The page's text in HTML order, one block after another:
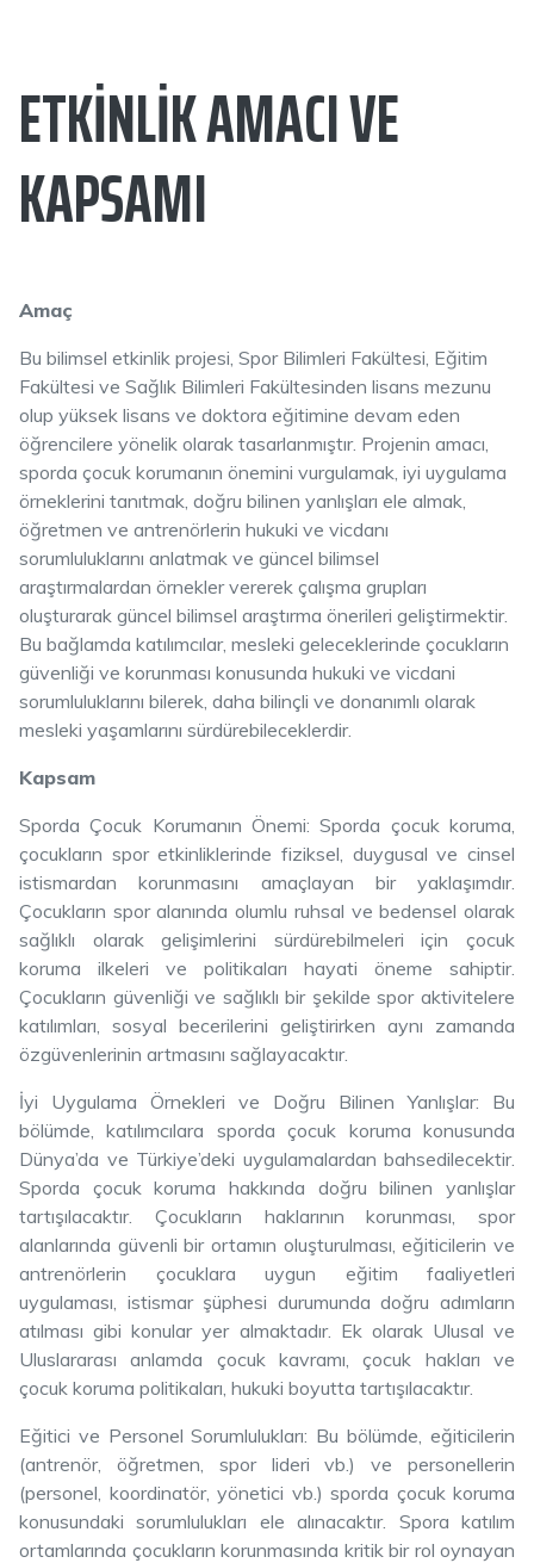
ETKINLIK AMACI VE
KAPSAMI
Amaç
Bu bilimsel etkinlik projesi, Spor Bilimleri Fakültesi, Eğitim
Fakültesi ve Sağlık Bilimleri Fakültesinden lisans mezunu
olup yüksek lisans ve doktora eğitimine devam eden
öğrencilere yönelik olarak tasarlanmıştır. Projenin amacı,
sporda çocuk korumanın önemini vurgulamak, iyi uygulama
örneklerini tanıtmak, doğru bilinen yanlışları ele almak,
öğretmen ve antrenörlerin hukuki ve vicdanı
sorumluluklarını anlatmak ve güncel bilimsel
araştırmalardan örnekler vererek çalışma grupları
oluşturarak güncel bilimsel araştırma önerileri geliştirmektir.
Bu bağlamda katılımcılar, mesleki geleceklerinde çocukların
güvenliği ve korunması konusunda hukuki ve vicdani
sorumluluklarını bilerek, daha bilinçli ve donanımlı olarak
mesleki yaşamlarını sürdürebileceklerdir.
Kapsam
Sporda Çocuk Korumanın Önemi: Sporda çocuk koruma,
çocukların spor etkinliklerinde fiziksel, duygusal ve cinsel
istismardan korunmasını amaçlayan bir yaklaşımdır.
Çocukların spor alanında olumlu ruhsal ve bedensel olarak
sağlıklı olarak gelişimlerini sürdürebilmeleri için çocuk
koruma ilkeleri ve politikaları hayati öneme sahiptir.
Çocukların güvenliği ve sağlıklı bir şekilde spor aktivitelere
katılımları, sosyal becerilerini geliştirirken aynı zamanda
özgüvenlerinin artmasını sağlayacaktır.
İyi Uygulama Örnekleri ve Doğru Bilinen Yanlışlar: Bu
bölümde, katılımcılara sporda çocuk koruma konusunda
Dünya’da ve Türkiye’deki uygulamalardan bahsedilecektir.
Sporda çocuk koruma hakkında doğru bilinen yanlışlar
tartışılacaktır. Çocukların haklarının korunması, spor
alanlarında güvenli bir ortamın oluşturulması, eğiticilerin ve
antrenörlerin çocuklara uygun eğitim faaliyetleri
uygulaması, istismar şüphesi durumunda doğru adımların
atılması gibi konular yer almaktadır. Ek olarak Ulusal ve
Uluslararası anlamda çocuk kavramı, çocuk hakları ve
çocuk koruma politikaları, hukuki boyutta tartışılacaktır.
Eğitici ve Personel Sorumlulukları: Bu bölümde, eğiticilerin
(antrenör, öğretmen, spor lideri vb.) ve personellerin
(personel, koordinatör, yönetici vb.) sporda çocuk koruma
konusundaki sorumlulukları ele alınacaktır. Spora katılım
ortamlarında çocukların korunmasında kritik bir rol oynayan